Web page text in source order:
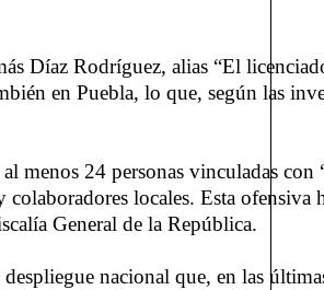
Díaz Rodríguez, alias “El
en Puebla, lo que, según las
menos 24 personas vinculadas
locales. Esta
General de la República.
nacional que, en las